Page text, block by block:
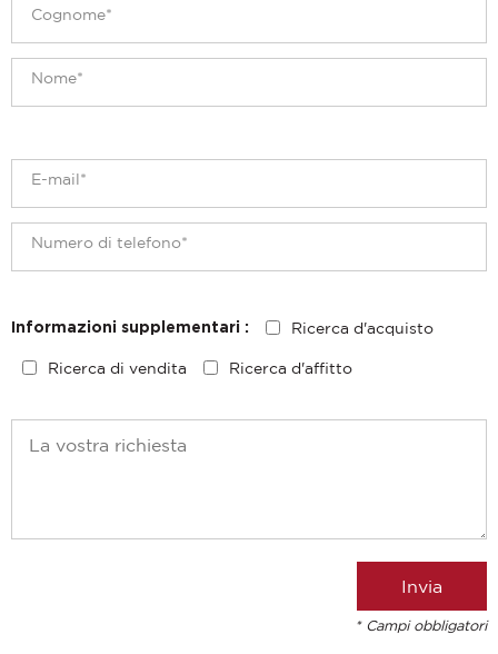
Informazioni supplementari : Ricerca d'acquisto
Ricerca di vendita Ricerca d'affitto
* Campi obbligatori